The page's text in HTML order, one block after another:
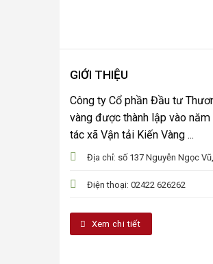
GIỚI THIỆU
Công ty Cổ phần Đầu tư
vàng được thành lập vào
tác xã Vận tải Kiến Vàng ...
Địa chỉ: số 137 Nguyễn Ngọc
Điện thoại: 02422 626262
Xem chi tiết